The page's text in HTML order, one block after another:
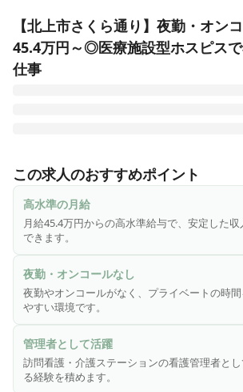
【北上市さくら通り】夜勤・オン
45.4万円～◎医療施設型ホスピス
仕事
高い方をお受け入れし、大切な時間を穏や
だくための、安らぎの療養の場です。医
して皆様からのニーズにお応えし、療養環
是正に貢献するため、全国各地で医心館
終末期のがんや神経変性疾患を患う方、人
ている方、頻繁な喀痰吸引が必要な方――
が高い方々。そうした方々に安心して療
だくため、充実の人員体制を整えています
今回、医心館に併設する訪問看護・訪問介
管理者としてチームをまとめる役割を担
募集いたします。
この求人のおすすめポイント
高水準の月給
月給45.4万円からの高水準給与で、安定した
できます。
夜勤・オンコールなし
夜勤やオンコールがなく、プライベートの時
やすい環境です。
管理者として活躍
訪問看護・介護ステーションの看護管理者と
る経験を積めます。